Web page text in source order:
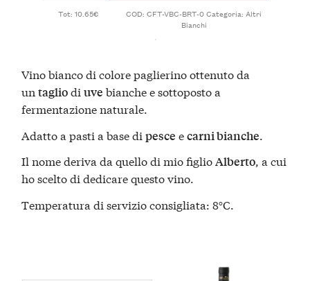
Tot: 10.65€ COD:CFT-VBC-BRT-0Categoria:Altri
Bianchi
Vino bianco di colore paglierino ottenuto da
untagliodiuve bianchee sottoposto a
fermentazione naturale.
Adatto a pasti a base dipesce ecarni bianche.
Il nome deriva da quello di mio figlioAlberto, a cui
ho scelto di dedicare questo vino.
Temperatura di servizio consigliata: 8°C.